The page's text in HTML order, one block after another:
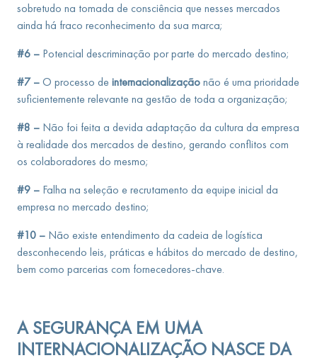
sobretudo na tomada de consciência que nesses mercados
ainda há fraco reconhecimento da sua marca;
#6 – Potencial descriminação por parte do mercado destino;
#7 – O processo de internacionalização não é uma prioridade
suficientemente relevante na gestão de toda a organização;
#8 – Não foi feita a devida adaptação da cultura da empresa
à realidade dos mercados de destino, gerando conflitos com
os colaboradores do mesmo;
#9 – Falha na seleção e recrutamento da equipe inicial da
empresa no mercado destino;
#10 – Não existe entendimento da cadeia de logística
desconhecendo leis, práticas e hábitos do mercado de destino,
bem como parcerias com fornecedores-chave.
A SEGURANÇA EM UMA
INTERNACIONALIZAÇÃO NASCE DA